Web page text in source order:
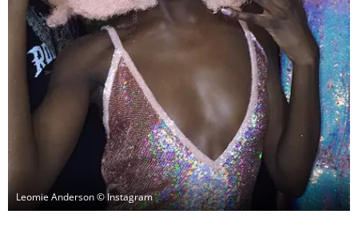
Leomie Anderson© Instagram